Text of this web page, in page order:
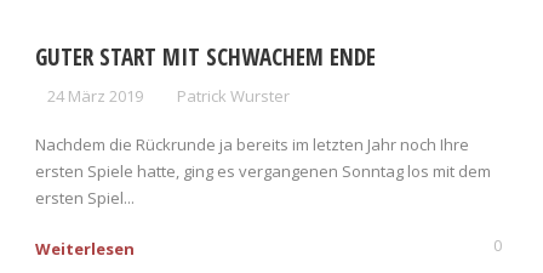
GUTER START MIT SCHWACHEM ENDE
24 März 2019 Patrick Wurster
Nachdem die Rückrunde ja bereits im letzten Jahr noch Ihre
ersten Spiele hatte, ging es vergangenen Sonntag los mit dem
ersten Spiel...
Weiterlesen 0